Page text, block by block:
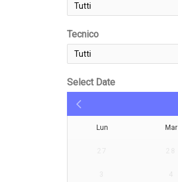
Tecnico
Select Date
Lun Mar